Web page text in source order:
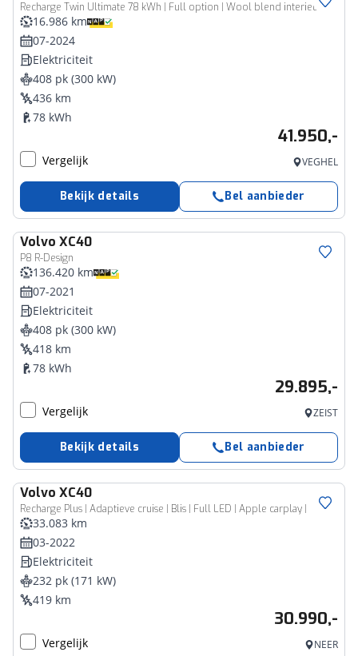
Recharge Twin Ultimate 78 kWh | Full option | Wool blend interieur
16.986 km
07-2024
Elektriciteit
408 pk (300 kW)
436 km
78 kWh
41.950,-
Vergelijk VEGHEL
Bekijk details Bel aanbieder
Volvo XC40
P8 R-Design
136.420 km
07-2021
Elektriciteit
408 pk (300 kW)
418 km
78 kWh
29.895,-
Vergelijk ZEIST
Bekijk details Bel aanbieder
Volvo XC40
Recharge Plus | Adaptieve cruise | Blis | Full LED | Apple carplay |
33.083 km
03-2022
Elektriciteit
232 pk (171 kW)
419 km
30.990,-
Vergelijk NEER